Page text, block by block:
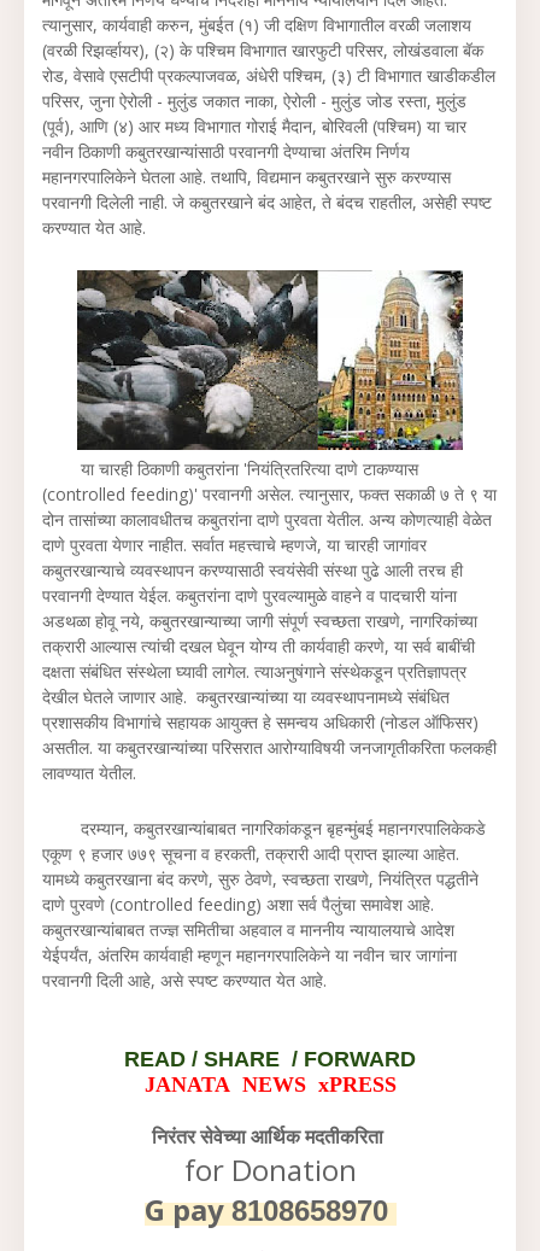
त्यानुसार, कार्यवाही करुन, मुंबईत (१) जी दक्षिण विभागातील वरळी जलाशय
(वरळी रिझर्व्हायर), (२) के पश्चिम विभागात खारफुटी परिसर, लोखंडवाला बॅक
रोड, वेसावे एसटीपी प्रकल्पाजवळ, अंधेरी पश्चिम, (३) टी विभागात खाडीकडील
परिसर, जुना ऐरोली - मुलुंड जकात नाका, ऐरोली - मुलुंड जोड रस्ता, मुलुंड
(पूर्व), आणि (४) आर मध्य विभागात गोराई मैदान, बोरिवली (पश्चिम) या चार
नवीन ठिकाणी कबुतरखान्यांसाठी परवानगी देण्याचा अंतरिम निर्णय
महानगरपालिकेने घेतला आहे. तथापि, विद्यमान कबुतरखाने सुरु करण्यास
परवानगी दिलेली नाही. जे कबुतरखाने बंद आहेत, ते बंदच राहतील, असेही स्पष्ट
करण्यात येत आहे.
या चारही ठिकाणी कबुतरांना 'नियंत्रितरित्या दाणे टाकण्यास
(controlled feeding)' परवानगी असेल. त्यानुसार, फक्त सकाळी ७ ते ९ या
दोन तासांच्या कालावधीतच कबुतरांना दाणे पुरवता येतील. अन्य कोणत्याही वेळेत
दाणे पुरवता येणार नाहीत. सर्वात महत्त्वाचे म्हणजे, या चारही जागांवर
कबुतरखान्याचे व्यवस्थापन करण्यासाठी स्वयंसेवी संस्था पुढे आली तरच ही
परवानगी देण्यात येईल. कबुतरांना दाणे पुरवल्यामुळे वाहने व पादचारी यांना
अडथळा होवू नये, कबुतरखान्याच्या जागी संपूर्ण स्वच्छता राखणे, नागरिकांच्या
तक्रारी आल्यास त्यांची दखल घेवून योग्य ती कार्यवाही करणे, या सर्व बाबींची
दक्षता संबंधित संस्थेला घ्यावी लागेल. त्याअनुषंगाने संस्थेकडून प्रतिज्ञापत्र
देखील घेतले जाणार आहे. कबुतरखान्यांच्या या व्यवस्थापनामध्ये संबंधित
प्रशासकीय विभागांचे सहायक आयुक्त हे समन्वय अधिकारी (नोडल ऑफिसर)
असतील. या कबुतरखान्यांच्या परिसरात आरोग्याविषयी जनजागृतीकरिता फलकही
लावण्यात येतील.
दरम्यान, कबुतरखान्यांबाबत नागरिकांकडून बृहन्मुंबई महानगरपालिकेकडे
एकूण ९ हजार ७७९ सूचना व हरकती, तक्रारी आदी प्राप्त झाल्या आहेत.
यामध्ये कबुतरखाना बंद करणे, सुरु ठेवणे, स्वच्छता राखणे, नियंत्रित पद्धतीने
दाणे पुरवणे (controlled feeding) अशा सर्व पैलुंचा समावेश आहे.
कबुतरखान्यांबाबत तज्ज्ञ समितीचा अहवाल व माननीय न्यायालयाचे आदेश
येईपर्यंत, अंतरिम कार्यवाही म्हणून महानगरपालिकेने या नवीन चार जागांना
परवानगी दिली आहे, असे स्पष्ट करण्यात येत आहे.
READ / SHARE / FORWARD
JANATA NEWS xPRESS
निरंतर सेवेच्या आर्थिक मदतीकरिता
for Donation
G pay8108658970